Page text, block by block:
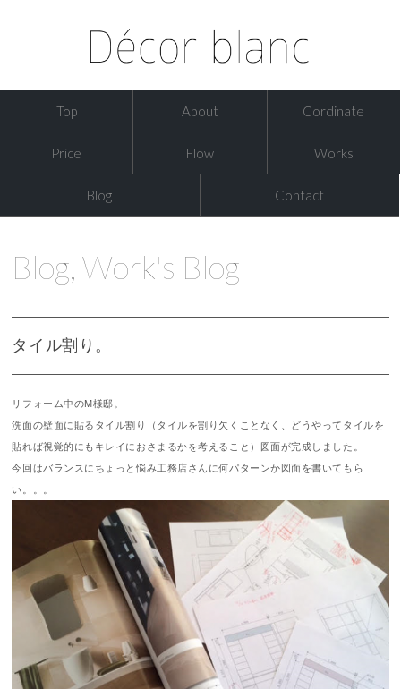
Top About Cordinate
Price Flow Works
Blog Contact
Blog,Work's Blog
タイル割り。
リフォーム中のM様邸。
洗面の壁面に貼るタイル割り（タイルを割り欠くことなく、どうやってタイルを
貼れば視覚的にもキレイにおさまるかを考えること）図面が完成しました。
今回はバランスにちょっと悩み工務店さんに何パターンか図面を書いてもら
い。。。